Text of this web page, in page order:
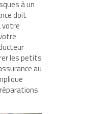
à un
doit
votre
les petits
au